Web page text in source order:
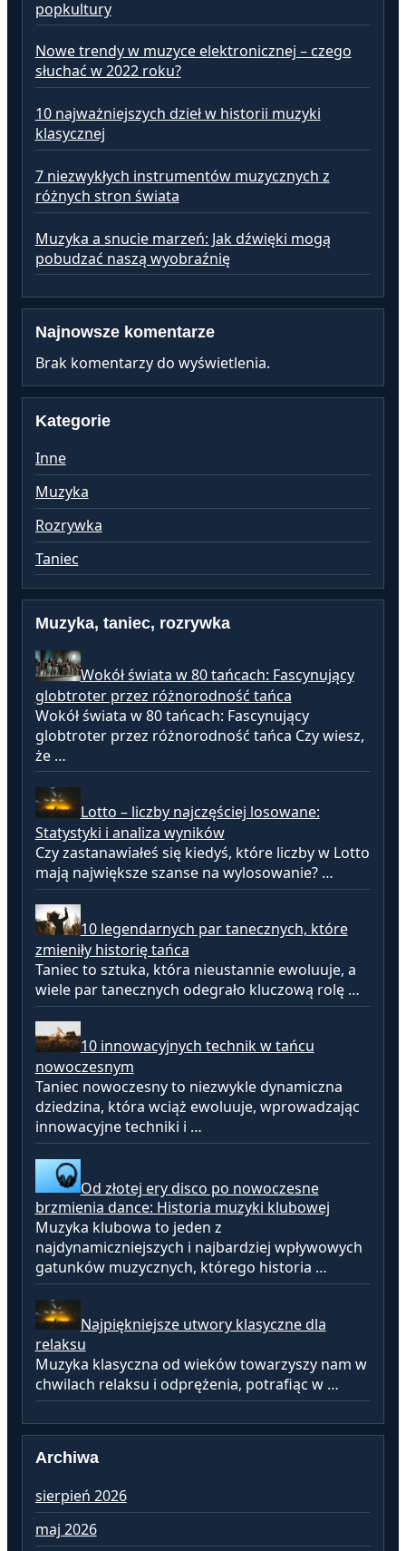
popkultury
Nowe trendy w muzyce elektronicznej – czego
słuchać w 2022 roku?
10 najważniejszych dzieł w historii muzyki
klasycznej
7 niezwykłych instrumentów muzycznych z
różnych stron świata
Muzyka a snucie marzeń: Jak dźwięki mogą
pobudzać naszą wyobraźnię
Najnowsze komentarze
Brak komentarzy do wyświetlenia.
Kategorie
Inne
Muzyka
Rozrywka
Taniec
Muzyka, taniec, rozrywka
Wokół świata w 80 tańcach: Fascynujący
globtroter przez różnorodność tańca
Wokół świata w 80 tańcach: Fascynujący
globtroter przez różnorodność tańca Czy wiesz,
że …
Lotto – liczby najczęściej losowane:
Statystyki i analiza wyników
Czy zastanawiałeś się kiedyś, które liczby w Lotto
mają największe szanse na wylosowanie? …
10 legendarnych par tanecznych, które
zmieniły historię tańca
Taniec to sztuka, która nieustannie ewoluuje, a
wiele par tanecznych odegrało kluczową rolę …
10 innowacyjnych technik w tańcu
nowoczesnym
Taniec nowoczesny to niezwykle dynamiczna
dziedzina, która wciąż ewoluuje, wprowadzając
innowacyjne techniki i …
Od złotej ery disco po nowoczesne
brzmienia dance: Historia muzyki klubowej
Muzyka klubowa to jeden z
najdynamiczniejszych i najbardziej wpływowych
gatunków muzycznych, którego historia …
Najpiękniejsze utwory klasyczne dla
relaksu
Muzyka klasyczna od wieków towarzyszy nam w
chwilach relaksu i odprężenia, potrafiąc w …
Archiwa
sierpień 2026
maj 2026